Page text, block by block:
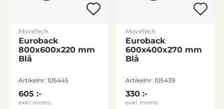
MoveTech
Euroback
800x600x220 mm
Blå
Artikelnr: 105445
605 :-
exkl. moms
MoveTech
Euroback
600x400x270 mm
Blå
Artikelnr: 105439
330 :-
exkl. moms